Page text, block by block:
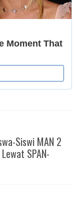
Siswi MAN 2
SPAN-